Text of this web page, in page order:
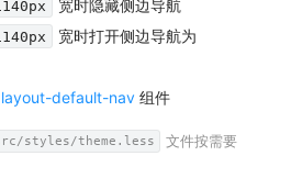
宽时隐藏侧边导航
宽时打开侧边导航为
layout-default-nav 组件
styles/theme.less
文件按需要